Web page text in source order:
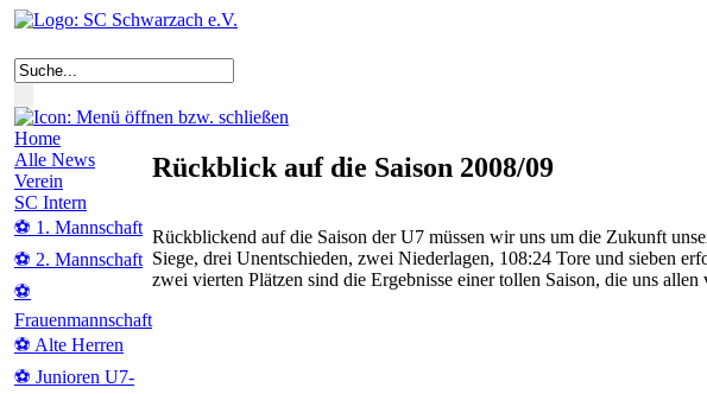
Home
Alle News
Verein
SC Intern
⚽ 1. Mannschaft
⚽ 2. Mannschaft
⚽
Frauenmannschaft
⚽ Alte Herren
⚽ Junioren U7-
Rückblick auf die Saison 2008/09
Rückblickend auf die Saison der U7 müssen wir uns um die Zukunft
Siege, drei Unentschieden, zwei Niederlagen, 108:24 Tore und sieben
zwei vierten Plätzen sind die Ergebnisse einer tollen Saison, die uns allen